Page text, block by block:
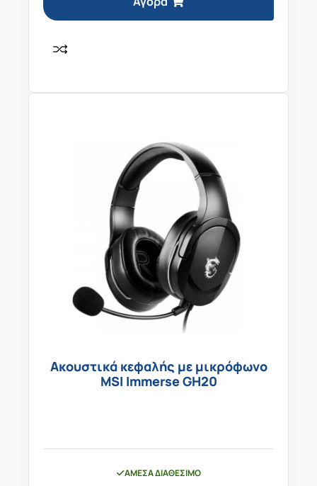
Ακουστικά κεφαλής με μικρόφωνο
MSI Immerse GH20
ΆΜΕΣΑ ΔΙΑΘΈΣΙΜΟ